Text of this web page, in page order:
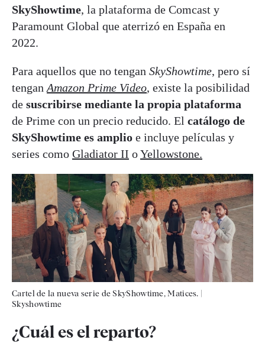
SkyShowtime, la plataforma de Comcast y
Paramount Global que aterrizó en España en
2022.
Para aquellos que no tengan SkyShowtime, pero sí
tengan Amazon Prime Video, existe la posibilidad
de suscribirse mediante la propia plataforma
de Prime con un precio reducido. El catálogo de
SkyShowtime es amplio e incluye películas y
series como Gladiator II oYellowstone.
Cartel de la nueva serie de SkyShowtime, Matices.
Skyshowtime
¿Cuál es el reparto?